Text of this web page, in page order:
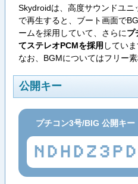
Skydroidは、高度サウンドユ
で再生すると、ブート画面で
ームを採用していて、さらにプ
てステレオPCMを採用 していま
なお、BGMについてはフリー
公開キー
プチコン3号/BIG 公開キー
NDHDZ3PD